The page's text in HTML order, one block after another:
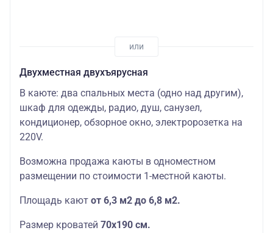
Двухместная двухъярусная
В каюте: два спальных места (одно над другим),
шкаф для одежды, радио, душ, санузел,
кондиционер, обзорное окно, электророзетка на
220V.
Возможна продажа каюты в одноместном
размещении по стоимости 1-местной каюты.
Площадь кают от 6,3 м2 до 6,8 м2.
Размер кроватей 70х190 см.